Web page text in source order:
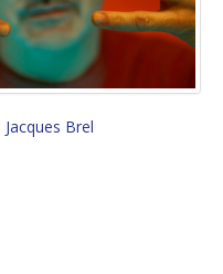
Jacques Brel